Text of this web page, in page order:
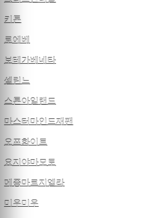
키톤
로에베
보테가베네타
셀린느
스톤아일랜드
마스터마인드재팬
오프화이트
요지야마모토
메종마르지엘라
미우미우